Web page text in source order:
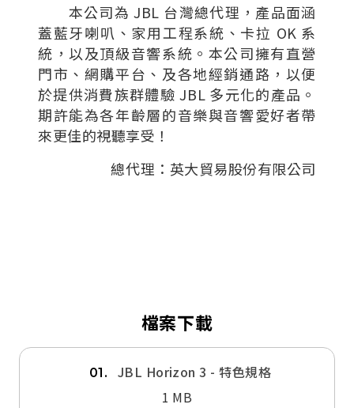
本公司為 JBL 台灣總代理，產品面涵
蓋藍牙喇叭、家用工程系統、卡拉 OK 系
統，以及頂級音響系統。本公司擁有直營
門市、網購平台、及各地經銷通路，以便
於提供消費族群體驗 JBL 多元化的產品。
期許能為各年齡層的音樂與音響愛好者帶
來更佳的視聽享受！
總代理：英大貿易股份有限公司
檔案下載
01.
JBL Horizon 3 - 特色規格
1 MB